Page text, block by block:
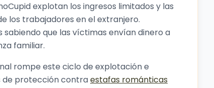
explotan los ingresos limitados y las
los trabajadores en el extranjero.
sabiendo que las víctimas envían dinero a
familiar.
rompe este ciclo de explotación e
protección contraestafas románticas